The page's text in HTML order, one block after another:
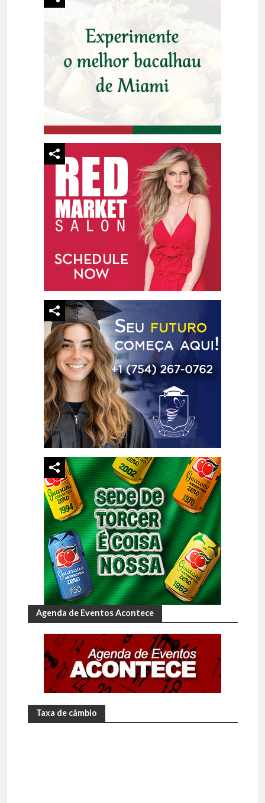
Agenda de Eventos Acontece
Taxa de câmbio